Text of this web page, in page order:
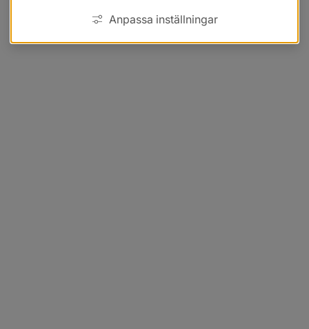
Anpassa inställningar